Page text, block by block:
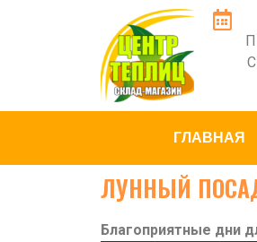
ГЛАВНАЯ
ЛУННЫЙ
Благоприятные дни